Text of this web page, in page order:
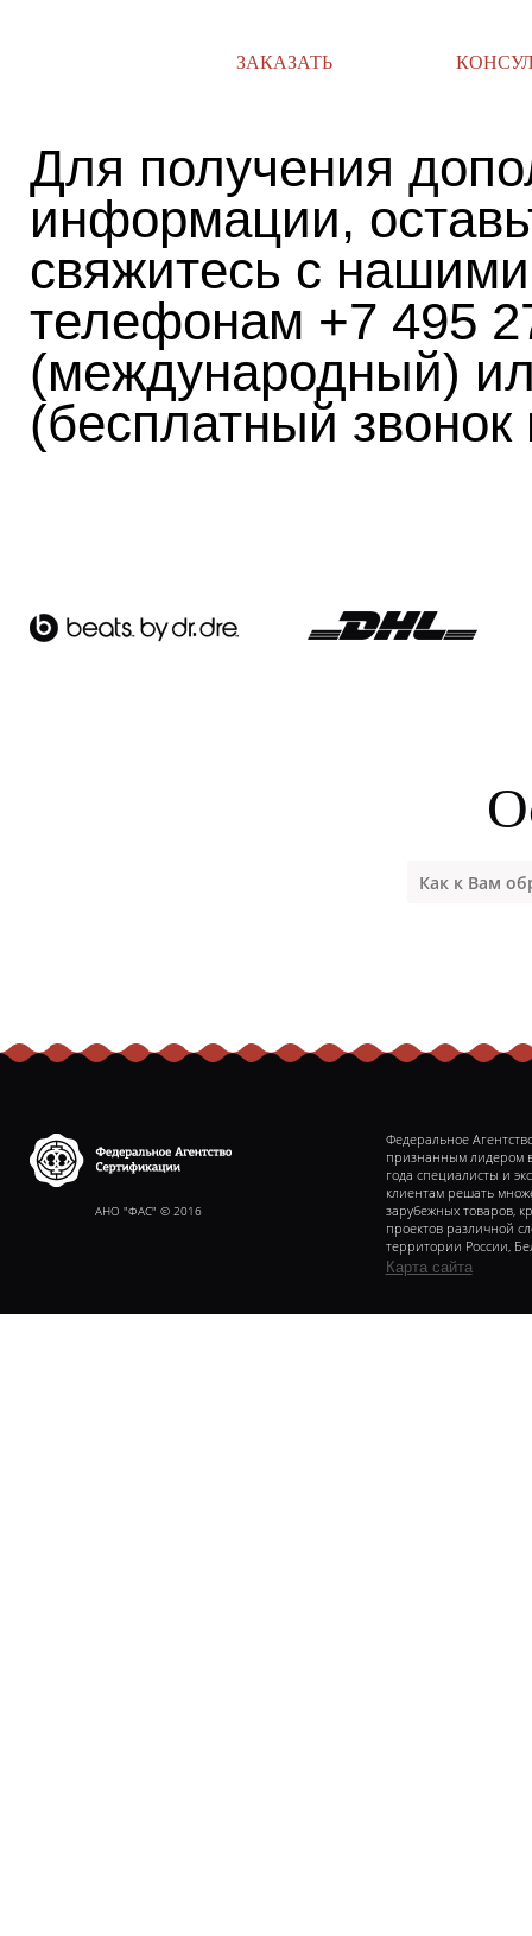
ЗАКАЗАТЬ
Для получения
информации,
свяжитесь с
телефонам +7 495
(международный)
(бесплатный
сертификаииАНО "ФАС" © 2016
Федеральное
признанным лидером
года специалисты и
клиентам решать
зарубежных товаров,
проектов различной
территории России,
Карта сайта